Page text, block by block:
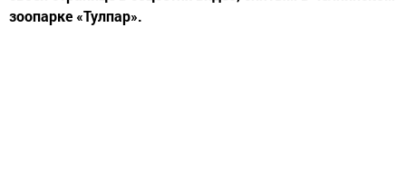
зоопарке «Тулпар».